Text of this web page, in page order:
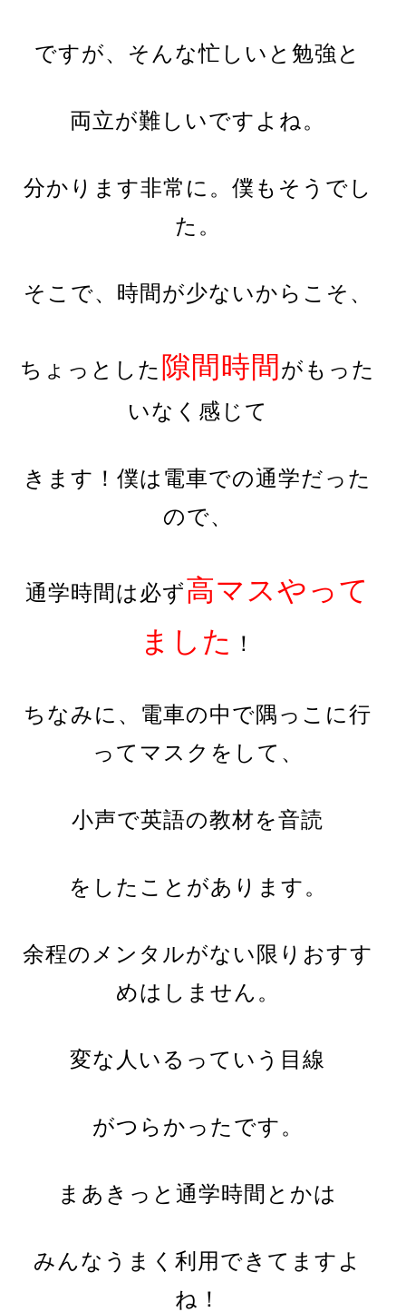
ですが、そんな忙しいと勉強と
両立が難しいですよね。
分かります非常に。僕もそうでし
た。
そこで、時間が少ないからこそ、
ちょっとした 隙間時間 がもった
いなく感じて
きます！僕は電車での通学だった
ので、
通学時間は必ず高マスやって
ました ！
ちなみに、電車の中で隅っこに行
ってマスクをして、
小声で英語の教材を音読
をしたことがあります。
余程のメンタルがない限りおすす
めはしません。
変な 人いるっていう目線
がつらかったです。
まあきっと通学時間とかは
みんなうまく利用できてますよ
ね！